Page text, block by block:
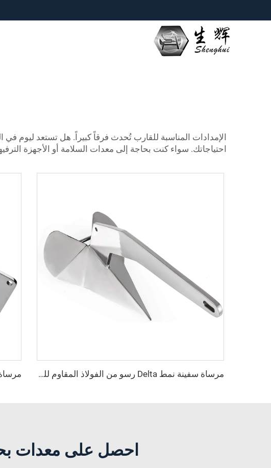
الإمدادات المناسبة للقارب تُحدث فرقاً كبيراً. هل تستعد ليوم
احتياجاتك. سواء كنت بحاجة إلى معدات السلامة أو الأجهزة
مرساة سفينة نمط Delta رسو من الفولاذ المقاوم للصدأ من الدرجة البحرية 316
احصل على معدات